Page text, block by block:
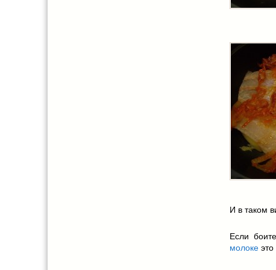
И в таком
Если
молоке это